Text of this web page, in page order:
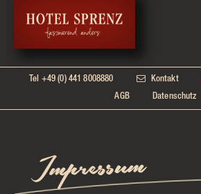
Hotel
Sprenz
Oldenburg
Navigation
Hauptseiten
Navigation
NebenseitenTel +49 (0) 441 8008880 Kontakt
AGB
Datenschutz
Impressum